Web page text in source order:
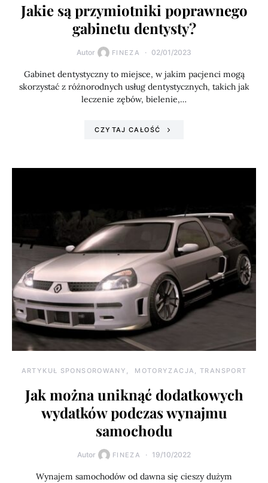
Jakie są przymiotniki poprawnego
gabinetu dentysty?
Autor FINEZA 02/01/2023
Gabinet dentystyczny to miejsce, w jakim pacjenci mogą
skorzystać z różnorodnych usług dentystycznych, takich jak
leczenie zębów, bielenie,…
CZYTAJ CAŁOŚĆ
ARTYKUŁ SPONSOROWANY MOTORYZACJA, TRANSPORT
Jak można uniknąć dodatkowych
wydatków podczas wynajmu
samochodu
Autor FINEZA 19/10/2022
Wynajem samochodów od dawna się cieszy dużym